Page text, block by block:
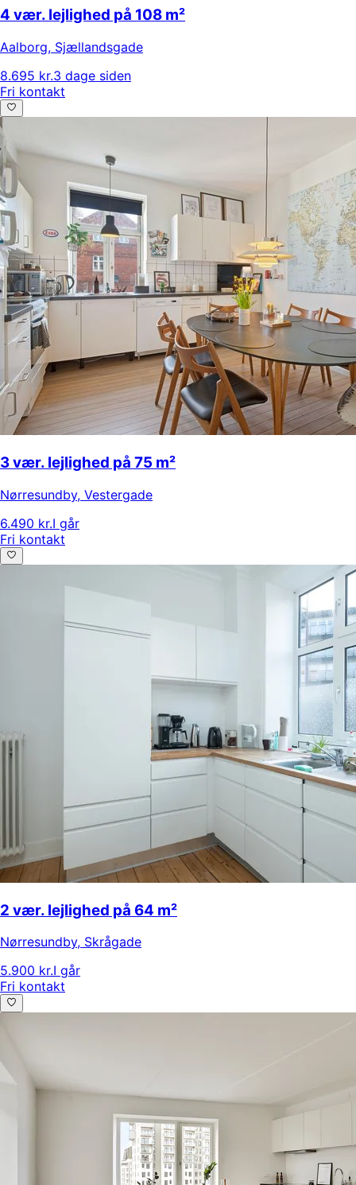
4 vær. lejlighed på 108 m²
Aalborg, Sjællandsgade
8.695 kr.3 dage siden
Fri kontakt
3 vær. lejlighed på 75 m²
Nørresundby, Vestergade
6.490 kr.I går
Fri kontakt
2 vær. lejlighed på 64 m²
Nørresundby, Skrågade
5.900 kr.I går
Fri kontakt